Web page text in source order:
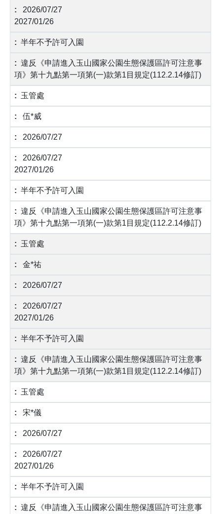
2026/07/27
2027/01/26
半年不予許可入園
違反《申請進入玉山國家公園生態保護區許可注意事
項》第十九點第一項第(一)款第1目規定(112.2.14修訂)
玉管處
伍*威
2026/07/27
2026/07/27
2027/01/26
半年不予許可入園
違反《申請進入玉山國家公園生態保護區許可注意事
項》第十九點第一項第(一)款第1目規定(112.2.14修訂)
玉管處
金*祐
2026/07/27
2026/07/27
2027/01/26
半年不予許可入園
違反《申請進入玉山國家公園生態保護區許可注意事
項》第十九點第一項第(一)款第1目規定(112.2.14修訂)
玉管處
宋*儀
2026/07/27
2026/07/27
2027/01/26
半年不予許可入園
違反《申請進入玉山國家公園生態保護區許可注意事